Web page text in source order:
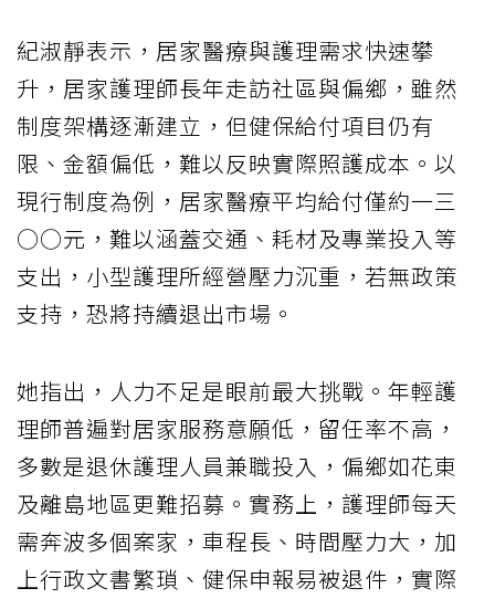
紀淑靜表示，居家醫療與護理需求快速攀
升，居家護理師長年走訪社區與偏鄉，雖然
制度架構逐漸建立，但健保給付項目仍有
限、金額偏低，難以反映實際照護成本。以
現行制度為例，居家醫療平均給付僅約一三
○○元，難以涵蓋交通、耗材及專業投入等
支出，小型護理所經營壓力沉重，若無政策
支持，恐將持續退出市場。
她指出，人力不足是眼前最大挑戰。年輕護
理師普遍對居家服務意願低，留任率不高，
多數是退休護理人員兼職投入，偏鄉如花東
及離島地區更難招募。實務上，護理師每天
需奔波多個案家，車程長、時間壓力大，加
上行政文書繁瑣、健保申報易被退件，實際